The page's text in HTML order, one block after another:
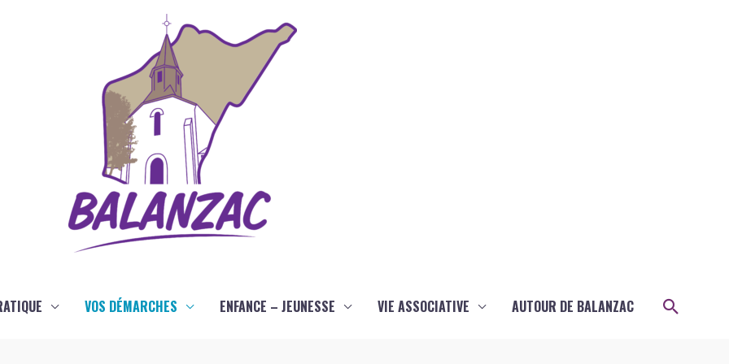
VOS DÉMARCHES ENFANCE – JEUNESSE VIE ASSOCIATIVE AUTOUR DE BALANZAC